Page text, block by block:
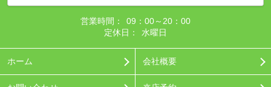
営業時間：
09：00～20：00
定休日：
水曜日
ホーム 会社概要